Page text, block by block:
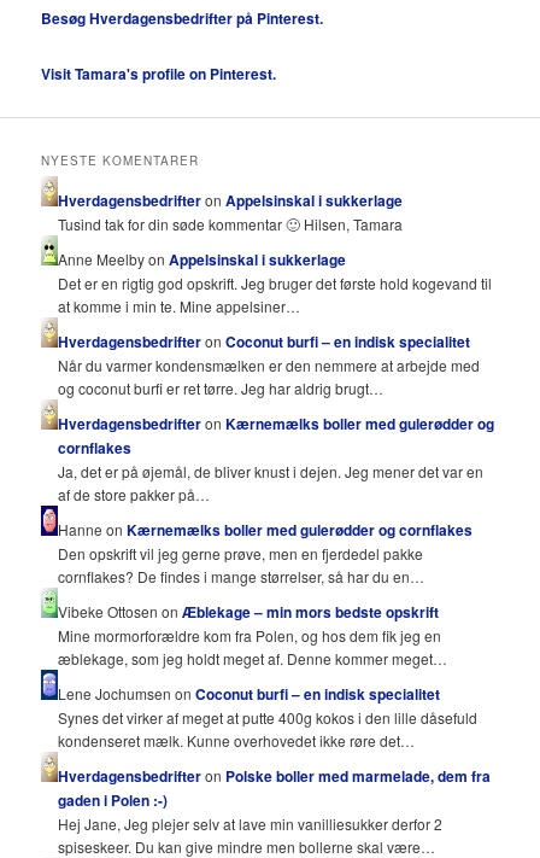
Besøg Hverdagensbedrifter på Pinterest.
Visit Tamara's profile on Pinterest.
NYESTE KOMENTARER
HverdagensbedrifteronAppelsinskal i sukkerlage
Tusind tak for din søde kommentar 🙂 Hilsen, Tamara
Anne Meelby onAppelsinskal i sukkerlage
Det er en rigtig god opskrift. Jeg bruger det første hold kogevand til
at komme i min te. Mine appelsiner…
HverdagensbedrifteronCoconut burfi – en indisk specialitet
Når du varmer kondensmælken er den nemmere at arbejde med
og coconut burfi er ret tørre. Jeg har aldrig brugt…
HverdagensbedrifteronKærnemælks boller med gulerødder og
cornflakes
Ja, det er på øjemål, de bliver knust i dejen. Jeg mener det var en
af de store pakker på…
Hanne onKærnemælks boller med gulerødder og cornflakes
Den opskrift vil jeg gerne prøve, men en fjerdedel pakke
cornflakes? De findes i mange størrelser, så har du en…
Vibeke Ottosen onÆblekage – min mors bedste opskrift
Mine mormorforældre kom fra Polen, og hos dem fik jeg en
æblekage, som jeg holdt meget af. Denne kommer meget…
Lene Jochumsen onCoconut burfi – en indisk specialitet
Synes det virker af meget at putte 400g kokos i den lille dåsefuld
kondenseret mælk. Kunne overhovedet ikke røre det…
Hverdagensbedrifteron Polske boller med marmelade, dem fra
gaden i Polen :-)
Hej Jane, Jeg plejer selv at lave min vanilliesukker derfor 2
spiseskeer. Du kan give mindre men bollerne skal være…